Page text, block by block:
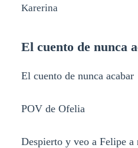
Karerina
El cuento de nunca
El cuento de nunca acabar
POV de Ofelia
Despierto y veo a Felipe a